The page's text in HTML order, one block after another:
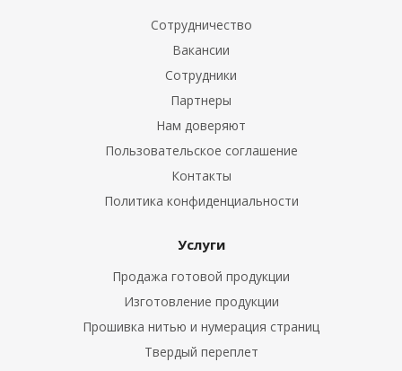
Сотрудничество
Вакансии
Сотрудники
Партнеры
Нам доверяют
Пользовательское соглашение
Контакты
Политика конфиденциальности
Услуги
Продажа готовой продукции
Изготовление продукции
Прошивка нитью и нумерация страниц
Твердый переплет